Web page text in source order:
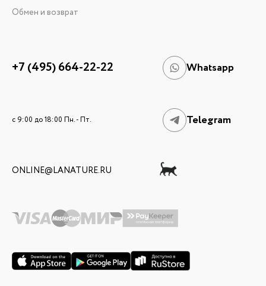
Обмен и возврат
+7 (495) 664-22-22 Whatsapp
c 9:00 до 18:00 Пн. - Пт. Telegram
ONLINE@LANATURE.RU